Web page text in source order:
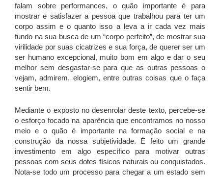
falam sobre performances, o quão importante é para
mostrar e satisfazer a pessoa que trabalhou para ter um
corpo assim e o quanto isso a leva a ir cada vez mais
fundo na sua busca de um “corpo perfeito”, de mostrar sua
virilidade por suas cicatrizes e sua força, de querer ser um
ser humano excepcional, muito bom em algo e dar o seu
melhor sem desgastar-se para que as outras pessoas o
vejam, admirem, elogiem, entre outras coisas que o faça
sentir bem.
Mediante o exposto no desenrolar deste texto, percebe-se
o esforço focado na aparência que encontramos no nosso
meio e o quão é importante na formação social e na
construção da nossa subjetividade. É feito um grande
investimento em algo específico para motivar outras
pessoas com seus dotes físicos naturais ou conquistados.
Nota-se todo um processo para chegar a um estado sem